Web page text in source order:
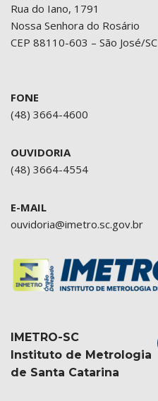
Rua do Iano, 1791
Nossa Senhora do Rosário
CEP 88110-603 – São José/SC
FONE
(48) 3664-4600
OUVIDORIA
(48) 3664-4554
E-MAIL
ouvidoria@imetro.sc.gov.br
IMETRO-SC
Instituto de Metrologia
de Santa Catarina